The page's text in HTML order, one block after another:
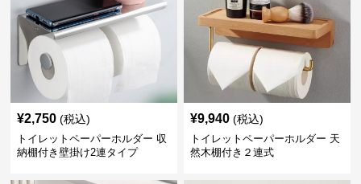
¥2,750 (税込)
トイレットペーパーホルダー 収
納棚付き壁掛け2連タイプ
¥9,940 (税込)
トイレットペーパーホルダー 天
然木棚付き２連式